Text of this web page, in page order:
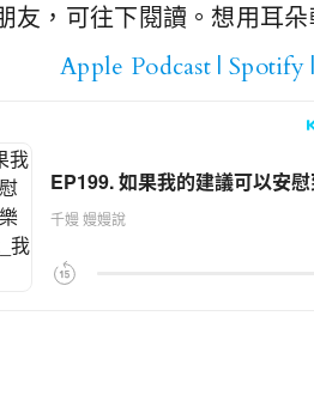
友，可往下閱讀。想用耳
Apple Podcast | Spotify